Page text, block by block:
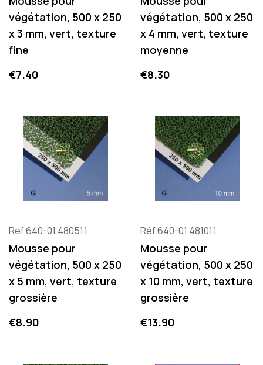
végétation, 500 x 250
x 3 mm, vert, texture
fine
Price
€7.40
végétation, 500 x 250
x 4 mm, vert, texture
moyenne
Price
€8.30
Réf.640-01.48051.1
Mousse pour
végétation, 500 x 250
x 5 mm, vert, texture
grossière
Price
€8.90
Réf.640-01.48101.1
Mousse pour
végétation, 500 x 250
x 10 mm, vert, texture
grossière
Price
€13.90